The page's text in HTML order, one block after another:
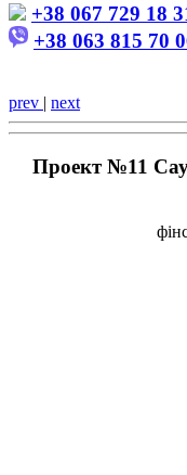
+38 067 729 18
+38 063 815 70
prev | next
Проект №11